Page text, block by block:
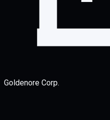
Goldenore Corp.